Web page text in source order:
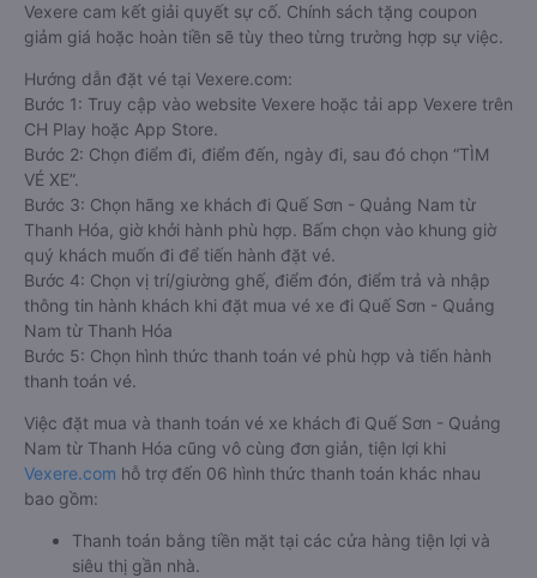
Vexere cam kết giải quyết sự cố. Chính sách tặng coupon
giảm giá hoặc hoàn tiền sẽ tùy theo từng trường hợp sự việc.
Hướng dẫn đặt vé tại Vexere.com:
Bước 1: Truy cập vào website Vexere hoặc tải app Vexere trên
CH Play hoặc App Store.
Bước 2: Chọn điểm đi, điểm đến, ngày đi, sau đó chọn “TÌM
VÉ XE”.
Bước 3: Chọn hãng xe khách đi Quế Sơn - Quảng Nam từ
Thanh Hóa, giờ khởi hành phù hợp. Bấm chọn vào khung giờ
quý khách muốn đi để tiến hành đặt vé.
Bước 4: Chọn vị trí/giường ghế, điểm đón, điểm trả và nhập
thông tin hành khách khi đặt mua vé xe đi Quế Sơn - Quảng
Nam từ Thanh Hóa
Bước 5: Chọn hình thức thanh toán vé phù hợp và tiến hành
thanh toán vé.
Việc đặt mua và thanh toán vé xe khách đi Quế Sơn - Quảng
Nam từ Thanh Hóa cũng vô cùng đơn giản, tiện lợi khi
Vexere.com hỗ trợ đến 06 hình thức thanh toán khác nhau
bao gồm:
Thanh toán bằng tiền mặt tại các cửa hàng tiện lợi và
siêu thị gần nhà.